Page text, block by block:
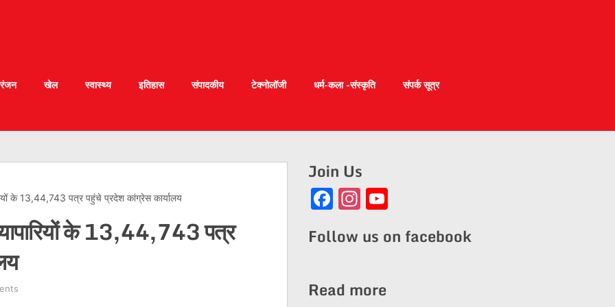
खेल स्वास्थ्य इतिहास संपादकीय टेक्नोलॉजी धर्म-कला -संस्कृति संपर्क सूत्र
के 13,44,743 पत्र पहुंचे प्रदेश कांग्रेस कार्यालय
के 13,44,743 पत्र
Join Us
Facebook
Instagram
Follow us on facebook
Read more